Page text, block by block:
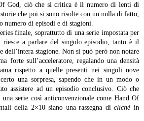
God, ciò che si critica è il numero di lenti di
che poi si sono risolte con un nulla di fatto,
numero di episodi e di stagioni.
finale, soprattutto di una serie impostata per
riesce a parlare del singolo episodio, tanto è il
dell’intera stagione. Non si può però non notare
forte sull’acceleratore, regalando una densità
rispetto a quelle presenti nei singoli nove
una sorpresa, sapendo che in un modo o
assistere ad un episodio conclusivo. Ciò che
serie così anticonvenzionale come Hand Of
della 2×10 siano una rassegna diclichéin